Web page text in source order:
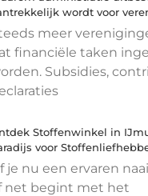
wordt voor
meer
financiële taken
Subsidies,
Stoffenwinkel in
voor
je nu een ervaren
net begint met het